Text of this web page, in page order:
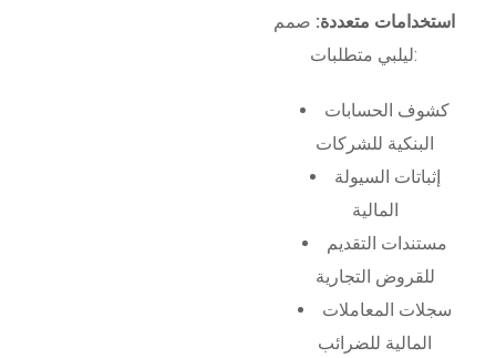
استخدامات متعددة: صمم
ليلبي متطلبات:
كشوف الحسابات
البنكية للشركات
إثباتات السيولة
المالية
مستندات التقديم
للقروض التجارية
سجلات المعاملات
المالية للضرائب